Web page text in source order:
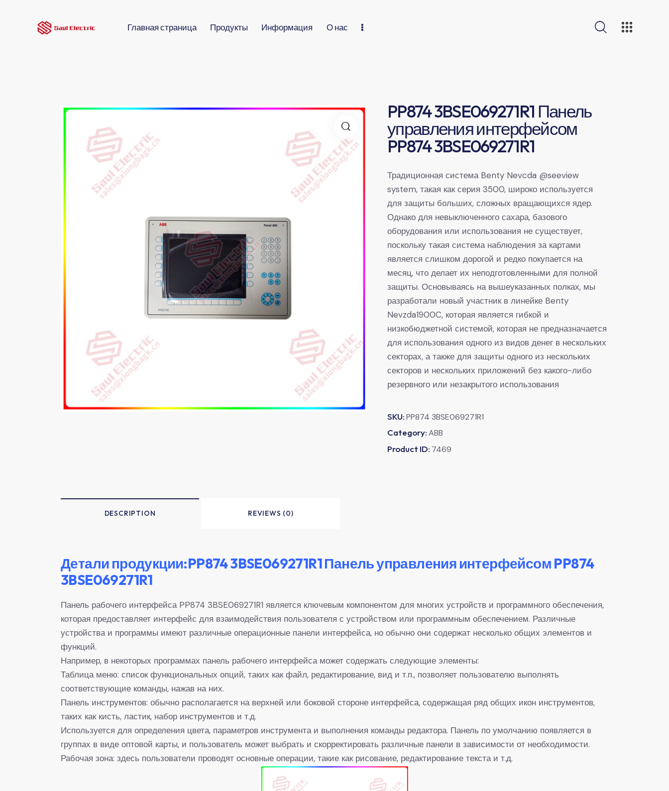
Главная страница Продукты Информация О нас
PP874 3BSE069271R1 Панель
управления интерфейсом
PP874 3BSE069271R1
Традиционная система Benty Nevcda @seeview
system, такая как серия 3500, широко используется
для защиты больших, сложных вращающихся ядер.
Однако для невыключенного сахара, базового
оборудования или использования не существует,
поскольку такая система наблюдения за картами
является слишком дорогой и редко покупается на
месяц, что делает их неподготовленными для полной
защиты. Основываясь на вышеуказанных полках, мы
разработали новый участник в линейке Benty
Nevzda1900C, которая является гибкой и
низкобюджетной системой, которая не предназначается
для использования одного из видов денег в нескольких
секторах, а также для защиты одного из нескольких
секторов и нескольких приложений без какого-либо
резервного или незакрытого использования
SKU:PP874 3BSE069271R1
Category:ABB
Product ID: 7469
DESCRIPTION REVIEWS (0)
Детали продукции:PP874 3BSE069271R1 Панель управления интерфейсом PP874
3BSE069271R1
Панель рабочего интерфейса PP874 3BSE069271R1 является ключевым компонентом для многих устройств и программного обеспечения,
которая предоставляет интерфейс для взаимодействия пользователя с устройством или программным обеспечением. Различные
устройства и программы имеют различные операционные панели интерфейса, но обычно они содержат несколько общих элементов и
функций.
Например, в некоторых программах панель рабочего интерфейса может содержать следующие элементы:
Таблица меню: список функциональных опций, таких как файл, редактирование, вид и т.п., позволяет пользователю выполнять
соответствующие команды, нажав на них.
Панель инструментов: обычно располагается на верхней или боковой стороне интерфейса, содержащая ряд общих икон инструментов,
таких как кисть, ластик, набор инструментов и т.д.
Используется для определения цвета, параметров инструмента и выполнения команды редактора. Панель по умолчанию появляется в
группах в виде оптовой карты, и пользователь может выбрать и скорректировать различные панели в зависимости от необходимости.
Рабочая зона: здесь пользователи проводят основные операции, такие как рисование, редактирование текста и т.д.